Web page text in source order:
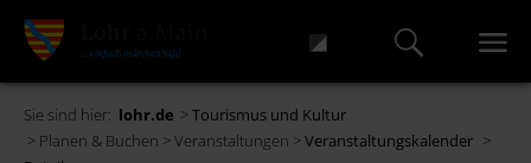
Sie sind hier: lohr.de > Tourismus und Kultur
> Planen & Buchen > Veranstaltungen > Veranstaltungskalender >